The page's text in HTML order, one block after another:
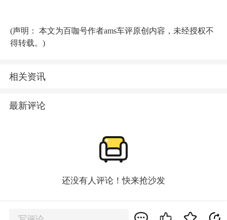
(声明： 本文为百咖号作者ams车评原创内容，未经授权不
得转载。)
相关资讯
最新评论
还没有人评论！快来抢沙发